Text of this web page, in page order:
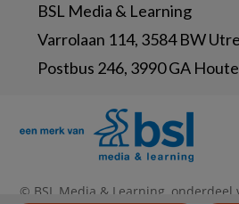
BSL Media & Learning
Varrolaan 114, 3584 BW
Postbus 246, 3990 GA
© BSL Media & Learning, onderdeel